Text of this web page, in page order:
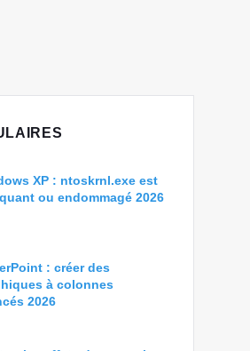
XP : ntoskrnl.exe est
ou endommagé 2026
: créer des
à colonnes
2026